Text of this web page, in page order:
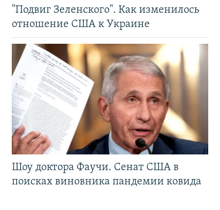
"Подвиг Зеленского". Как изменилось
отношение США к Украине
Шоу доктора Фаучи. Сенат США в
поисках виновника пандемии ковида